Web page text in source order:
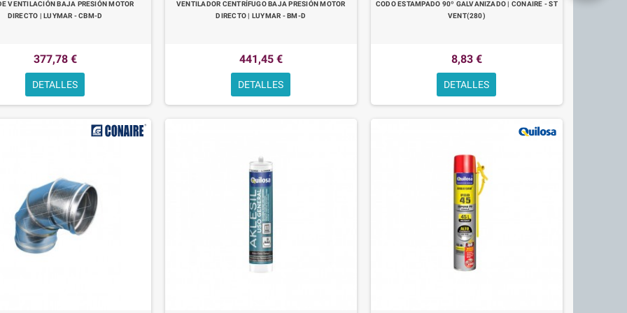
VENTILACIÓN BAJA PRESIÓN MOTOR
DIRECTO | LUYMAR - CBM-D
377,78 €
DETALLES
VENTILADOR CENTRÍFUGO BAJA PRESIÓN MOTOR
DIRECTO | LUYMAR - BM-D
441,45 €
DETALLES
CODO ESTAMPADO 90º GALVANIZADO | CONAIRE - ST
VENT(280)
8,83 €
DETALLES